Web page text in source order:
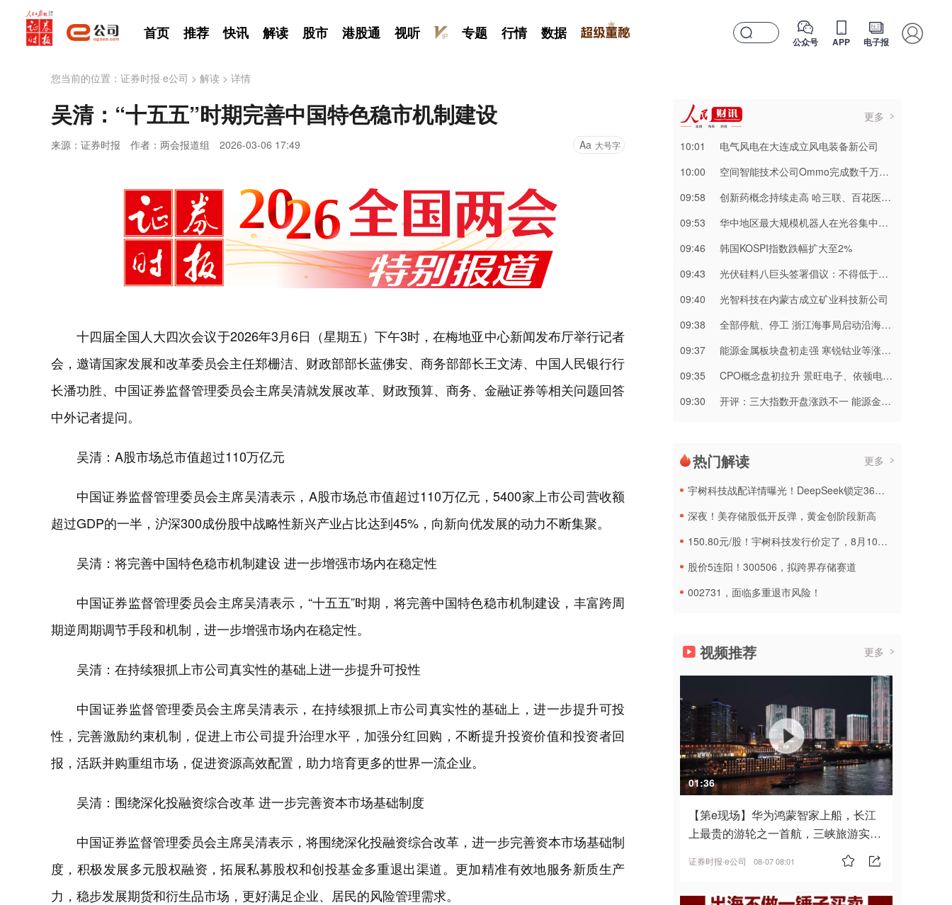
首页 推荐 快讯 解读 股市 港股通 视听 专题 行情 数据 公众号 APP 电子报
您当前的位置： 证券时报·e公司 > 解读 > 详情
吴清：“十五五”时期完善中国特色稳市机制建设
来源：证券时报 作者：两会报道组 2026-03-06 17:49 Aa 大号字
十四届全国人大四次会议于2026年3月6日（星期五）下午3时，在梅地亚中心新闻发布厅举行记者
会，邀请国家发展和改革委员会主任郑栅洁、财政部部长蓝佛安、商务部部长王文涛、中国人民银行行
长潘功胜、中国证券监督管理委员会主席吴清就发展改革、财政预算、商务、金融证券等相关问题回答
中外记者提问。
吴清：A股市场总市值超过110万亿元
中国证券监督管理委员会主席吴清表示，A股市场总市值超过110万亿元，5400家上市公司营收额
超过GDP的一半，沪深300成份股中战略性新兴产业占比达到45%，向新向优发展的动力不断集聚。
吴清：将完善中国特色稳市机制建设 进一步增强市场内在稳定性
中国证券监督管理委员会主席吴清表示，“十五五”时期，将完善中国特色稳市机制建设，丰富跨周
期逆周期调节手段和机制，进一步增强市场内在稳定性。
吴清：在持续狠抓上市公司真实性的基础上进一步提升可投性
中国证券监督管理委员会主席吴清表示，在持续狠抓上市公司真实性的基础上，进一步提升可投
性，完善激励约束机制，促进上市公司提升治理水平，加强分红回购，不断提升投资价值和投资者回
报，活跃并购重组市场，促进资源高效配置，助力培育更多的世界一流企业。
吴清：围绕深化投融资综合改革 进一步完善资本市场基础制度
中国证券监督管理委员会主席吴清表示，将围绕深化投融资综合改革，进一步完善资本市场基础制
度，积极发展多元股权融资，拓展私募股权和创投基金多重退出渠道。更加精准有效地服务新质生产
力，稳步发展期货和衍生品市场，更好满足企业、居民的风险管理需求。
更多
10:01
电气风电在大连成立风电装备新公司
10:00
空间智能技术公司Ommo完成数千万美元A轮融资
09:58
创新药概念持续走高 哈三联、百花医药等涨停
09:53
华中地区最大规模机器人在光谷集中交付
09:46
​韩国KOSPI指数跌幅扩大至2%
09:43
光伏硅料八巨头签署倡议：不得低于成本价销售
09:40
光智科技在内蒙古成立矿业科技新公司
09:38
全部停航、停工 浙江海事局启动沿海Ⅱ级防台应急响应
09:37
​能源金属板块盘初走强 寒锐钴业等涨超10%
09:35
CPO概念盘初拉升 景旺电子、依顿电子涨停
09:30
开评：三大指数开盘涨跌不一 能源金属板块涨幅居前
热门解读 更多
宇树科技战配详情曝光！DeepSeek锁定36个月，社保基金多个组合参与
深夜！美存储股低开反弹，黄金创阶段新高
150.80元/股！宇树科技发行价定了，8月10日申购
股价5连阳！300506，拟跨界存储赛道
002731，面临多重退市风险！
视频推荐 更多
01:36
【第e现场】华为鸿蒙智家上船，长江
上最贵的游轮之一首航，三峡旅游实
证券时报·e公司 08-07 08:01